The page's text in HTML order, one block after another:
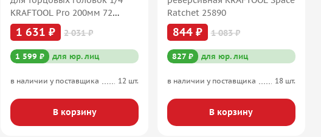
KRAFTOOL Pro 200мм 72
зубца 27798-1/4
1 631 ₽ 2 031 ₽
1 599 ₽ для юр. лиц
в наличии у поставщика 12 шт.
В корзину
Ratchet 25890
844 ₽ 1 083 ₽
827 ₽ для юр. лиц
в наличии у поставщика 18 шт.
В корзину